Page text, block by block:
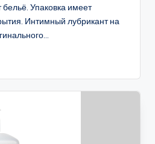
бельё. Упаковка имеет
Интимный лубрикант на